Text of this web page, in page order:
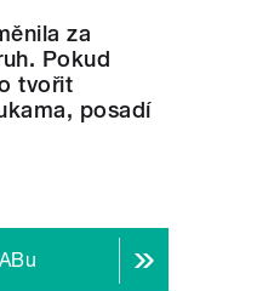
za
Pokud
tvořit
posadí